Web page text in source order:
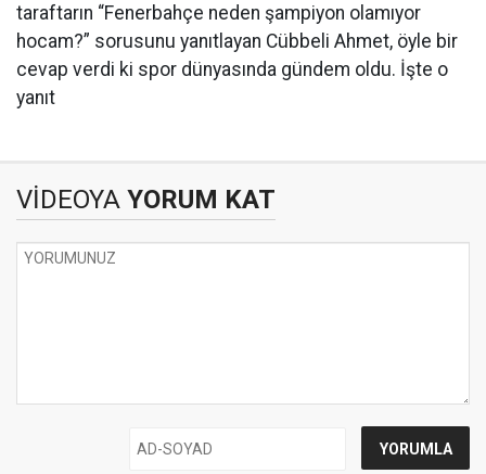
taraftarın “Fenerbahçe neden şampiyon olamıyor
hocam?” sorusunu yanıtlayan Cübbeli Ahmet, öyle bir
cevap verdi ki spor dünyasında gündem oldu. İşte o
yanıt
VİDEOYA YORUM KAT